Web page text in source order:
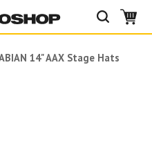
14" AAX Stage Hats